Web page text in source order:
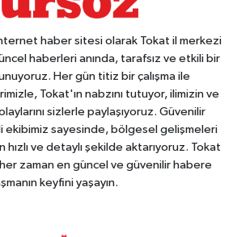
haber sitesi olarak Tokat il merkezi
haberleri anında, tarafsız ve etkili bir
Her gün titiz bir çalışma ile
Tokat'ın nabzını tutuyor, ilimizin ve
sizlerle paylaşıyoruz. Güvenilir
ekibimiz sayesinde, bölgesel gelişmeleri
hızlı ve detaylı şekilde aktarıyoruz. Tokat
zaman en güncel ve güvenilir habere
keyfini yaşayın.